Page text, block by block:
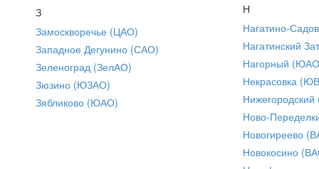
З
Замоскворечье (ЦАО)
Западное Дегунино (САО)
Зеленоград (ЗелАО)
Зюзино (ЮЗАО)
Зябликово (ЮАО)
Н
Нагатино-
Нагатинский
Нагорный
Некрасовка
Ново-
Новогиреево
Новокосино